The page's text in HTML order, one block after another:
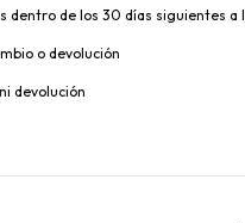
dentro de los 30 días siguientes a
o devolución
devolución